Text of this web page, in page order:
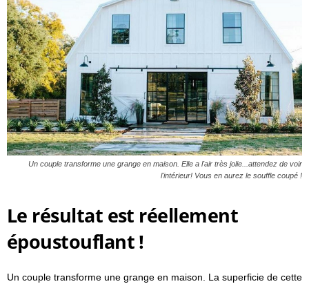
Un couple transforme une grange en maison. Elle a l'air très jolie...attendez de voir
l'intérieur! Vous en aurez le souffle coupé !
Le résultat est réellement
époustouflant !
Un couple transforme une grange en maison. La superficie de cette